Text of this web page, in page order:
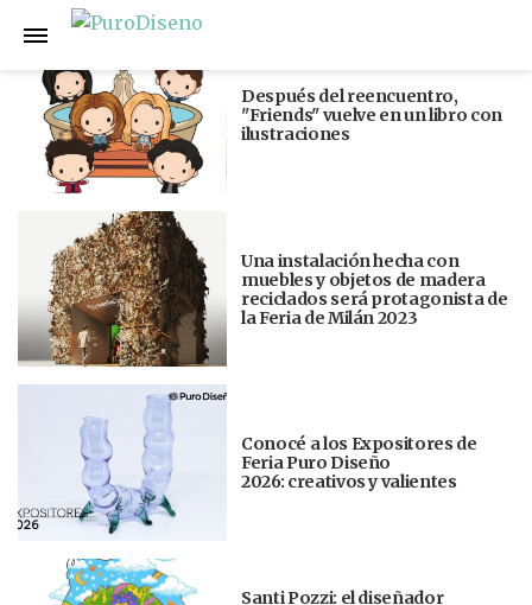
Anterior
Después del reencuentro,
"Friends" vuelve en un libro con
ilustraciones
Una instalación hecha con
muebles y objetos de madera
reciclados será protagonista de
la Feria de Milán 2023
Conocé a los Expositores de
Feria Puro Diseño
2026: creativos y valientes
Santi Pozzi: el diseñador
Siguiente